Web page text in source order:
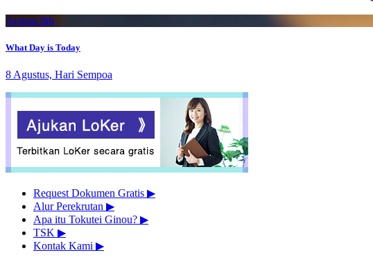
August 8th
What Day is Today
8 Agustus, Hari Sempoa
Request Dokumen Gratis ▶︎
Alur Perekrutan ▶︎
Apa itu Tokutei Ginou? ▶︎
TSK ▶︎
Kontak Kami ▶︎